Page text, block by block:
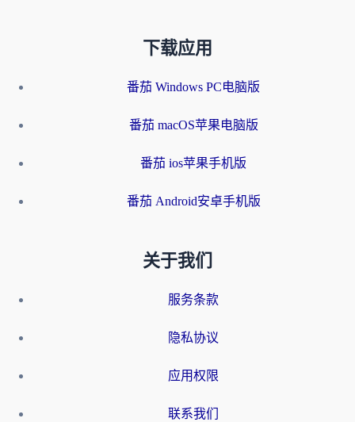
下载应用
番茄 Windows PC电脑版
番茄 macOS苹果电脑版
番茄 ios苹果手机版
番茄 Android安卓手机版
关于我们
服务条款
隐私协议
应用权限
联系我们